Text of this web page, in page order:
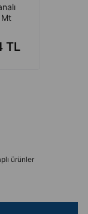
Mt
TL
ürünler